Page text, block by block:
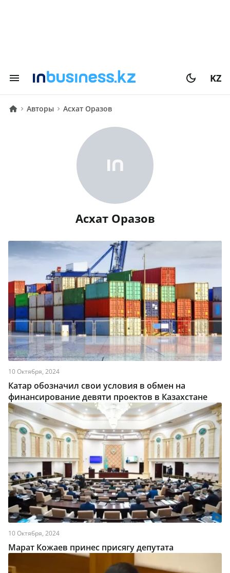
KZ
Авторы Асхат Оразов
Асхат Оразов
10 Октября, 2024
Катар обозначил свои условия в обмен на
финансирование девяти проектов в Казахстане
10 Октября, 2024
Марат Кожаев принес присягу депутата